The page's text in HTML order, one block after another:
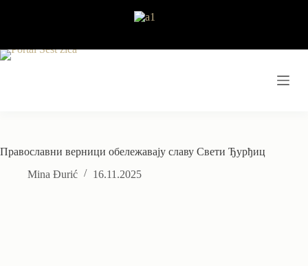
Православни верници обележавају славу Свети Ђурђиц
Mina Đurić
16.11.2025